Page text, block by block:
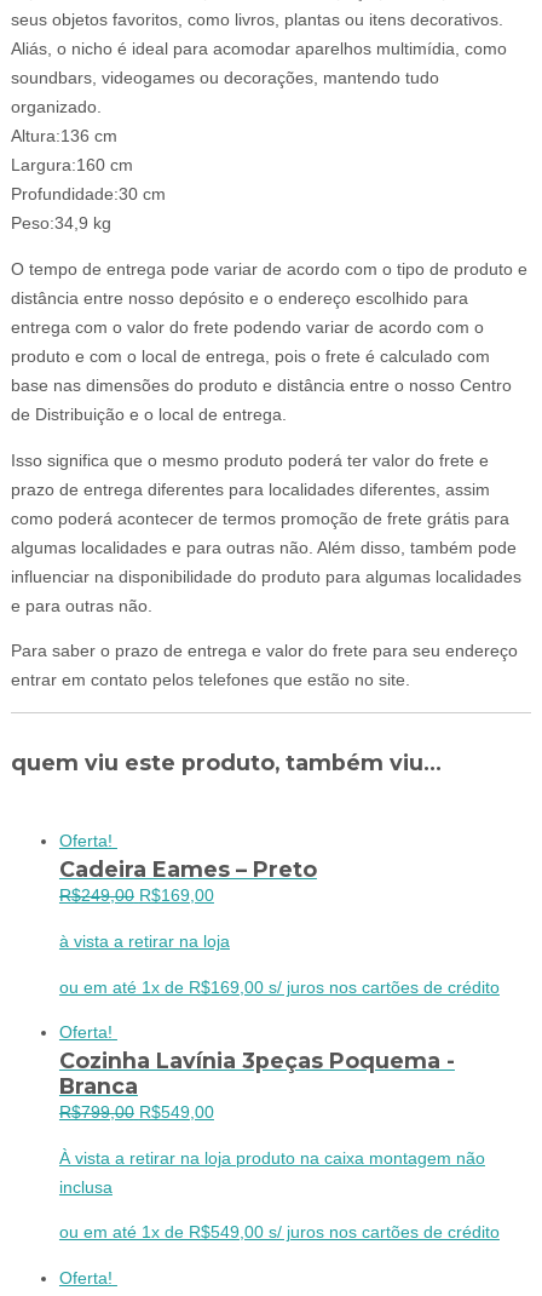
seus objetos favoritos, como livros, plantas ou itens decorativos.
Aliás, o nicho é ideal para acomodar aparelhos multimídia, como
soundbars, videogames ou decorações, mantendo tudo
organizado.
Altura:136 cm
Largura:160 cm
Profundidade:30 cm
Peso:34,9 kg
O tempo de entrega pode variar de acordo com o tipo de produto e
distância entre nosso depósito e o endereço escolhido para
entrega com o valor do frete podendo variar de acordo com o
produto e com o local de entrega, pois o frete é calculado com
base nas dimensões do produto e distância entre o nosso Centro
de Distribuição e o local de entrega.
Isso significa que o mesmo produto poderá ter valor do frete e
prazo de entrega diferentes para localidades diferentes, assim
como poderá acontecer de termos promoção de frete grátis para
algumas localidades e para outras não. Além disso, também pode
influenciar na disponibilidade do produto para algumas localidades
e para outras não.
Para saber o prazo de entrega e valor do frete para seu endereço
entrar em contato pelos telefones que estão no site.
quem viu este produto, também viu...
Oferta!
Cadeira Eames – Preto
R$249,00 O
original
era:
R$169,00O
atual
é:
à vista a retirar na loja
ou em até 1x de R$169,00 s/ juros nos cartões de crédito
Oferta!
Cozinha Lavínia 3peças Poquema -
Branca
R$799,00 O
original
R$799,00.
R$549,00O
atual
R$549,00.
À vista a retirar na loja produto na caixa montagem não
inclusa
ou em até 1x de R$549,00 s/ juros nos cartões de crédito
Oferta!